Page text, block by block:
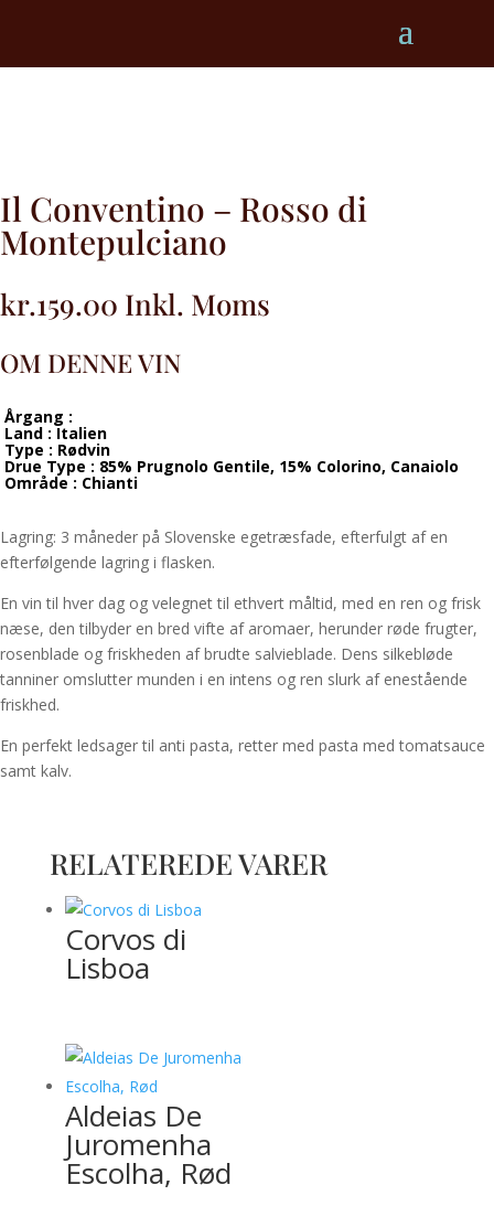
Il Conventino – Rosso di
Montepulciano
kr.159.00 Inkl. Moms
OM DENNE VIN
Årgang :
Land : Italien
Type : Rødvin
Drue Type : 85% Prugnolo Gentile, 15% Colorino, Canaiolo
Område : Chianti
Lagring: 3 måneder på Slovenske egetræsfade, efterfulgt af en
efterfølgende lagring i flasken.
En vin til hver dag og velegnet til ethvert måltid, med en ren og frisk
næse, den tilbyder en bred vifte af aromaer, herunder røde frugter,
rosenblade og friskheden af brudte salvieblade. Dens silkebløde
tanniner omslutter munden i en intens og ren slurk af enestående
friskhed.
En perfekt ledsager til anti pasta, retter med pasta med tomatsauce
samt kalv.
RELATEREDE VARER
Corvos di
Lisboa
Aldeias De
Juromenha
Escolha, Rød